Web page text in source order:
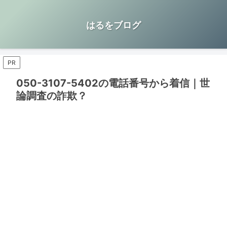
はるをブログ
PR
050-3107-5402の電話番号から着信｜世
論調査の詐欺？